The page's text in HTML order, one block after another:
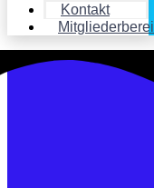
Kontakt